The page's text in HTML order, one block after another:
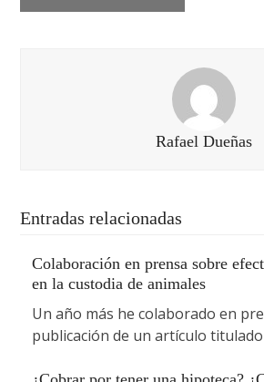
Rafael Dueñas
Entradas relacionadas
Colaboración en prensa sobre
en la custodia de animales
Un año más he colaborado en
publicación de un artículo